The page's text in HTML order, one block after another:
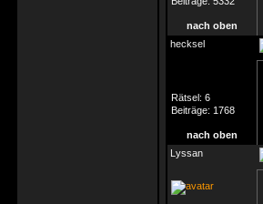
nach oben
hecksel
Rätsel: 6
Beiträge: 1768
nach oben
Lyssan